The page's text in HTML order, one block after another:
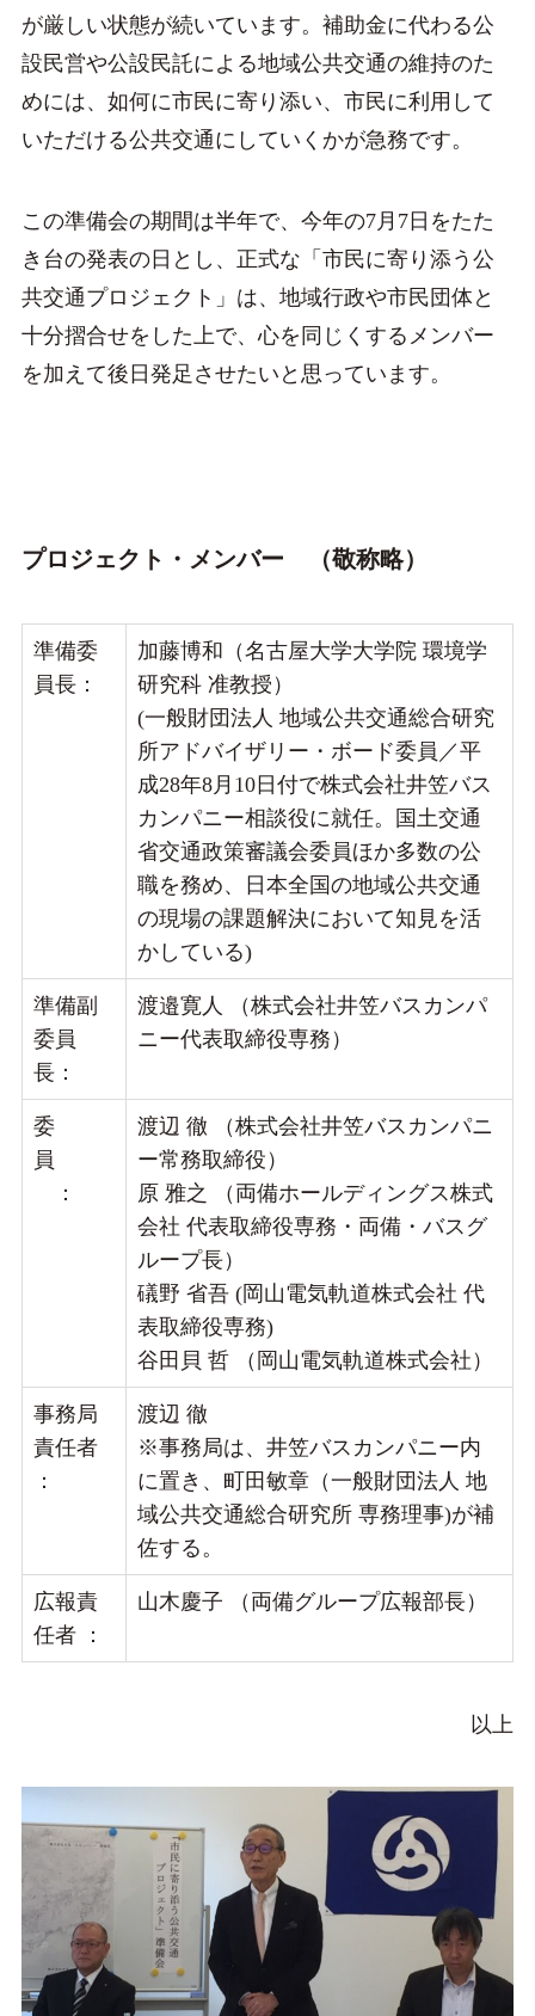
が厳しい状態が続いています。補助金に代わる公
設民営や公設民託による地域公共交通の維持のた
めには、如何に市民に寄り添い、市民に利用して
いただける公共交通にしていくかが急務です。
この準備会の期間は半年で、今年の7月7日をたた
き台の発表の日とし、正式な「市民に寄り添う公
共交通プロジェクト」は、地域行政や市民団体と
十分摺合せをした上で、心を同じくするメンバー
を加えて後日発足させたいと思っています。
プロジェクト・メンバー （敬称略）
準備委
員長：
加藤博和（名古屋大学大学院 環境学
研究科 准教授）
(一般財団法人 地域公共交通総合研究
所アドバイザリー・ボード委員／平
成28年8月10日付で株式会社井笠バス
カンパニー相談役に就任。国土交通
省交通政策審議会委員ほか多数の公
職を務め、日本全国の地域公共交通
の現場の課題解決において知見を活
かしている)
準備副
委員
長：
渡邉寛人 （株式会社井笠バスカンパ
ニー代表取締役専務）
委
員
：
渡辺 徹 （株式会社井笠バスカンパニ
ー常務取締役）
原 雅之 （両備ホールディングス株式
会社 代表取締役専務・両備・バスグ
ループ長）
礒野 省吾 (岡山電気軌道株式会社 代
表取締役専務)
谷田貝 哲 （岡山電気軌道株式会社）
事務局
責任者
：
渡辺 徹
※事務局は、井笠バスカンパニー内
に置き、町田敏章（一般財団法人 地
域公共交通総合研究所 専務理事)が補
佐する。
広報責
任者 ：
山木慶子 （両備グループ広報部長）
以上